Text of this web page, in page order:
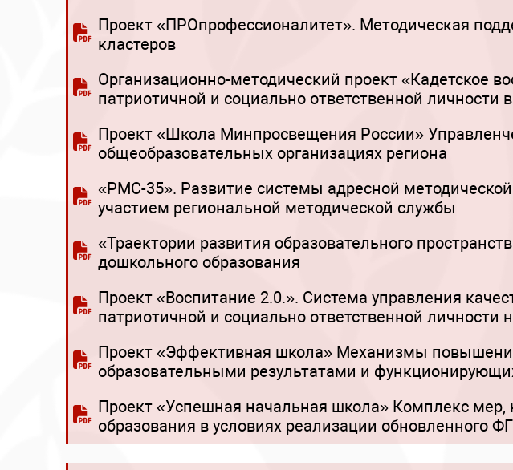
Проект «ПРОпрофессионалитет». Методическая
кластеров
Организационно-методический проект «Кадетское
патриотичной и социально ответственной личности
Проект «Школа Минпросвещения России»
общеобразовательных организациях региона
«РМС-35». Развитие системы адресной
участием региональной методической службы
«Траектории развития образовательного
дошкольного образования
Проект «Воспитание 2.0.». Система управления
патриотичной и социально ответственной
Проект «Эффективная школа» Механизмы
образовательными результатами и
Проект «Успешная начальная школа» Комплекс
образования в условиях реализации